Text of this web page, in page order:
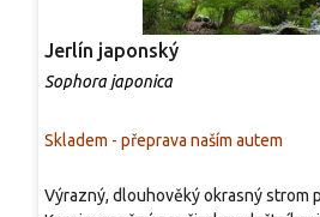
Jerlín japonský
Sophora japonica
Skladem - přeprava naším autem
Výrazný, dlouhověký okrasný strom